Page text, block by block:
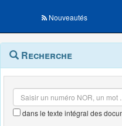
Nouveautés
Navigation
outils
Menu
contextuel
Recherche
dans le texte intégral des